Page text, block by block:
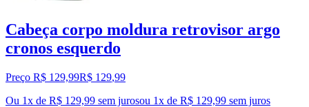
Cabeça corpo moldura retrovisor argo
cronos esquerdo
Preço R$ 129,99R$ 129,99
Ou 1x de R$ 129,99 sem jurosou 1x de R$ 129,99 sem juros